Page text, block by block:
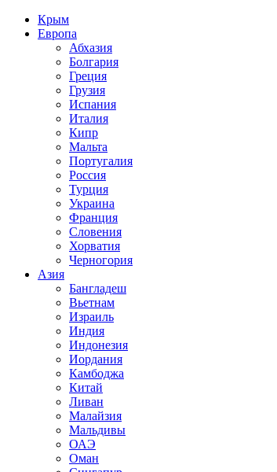
Крым
Европа
Абхазия
Болгария
Греция
Грузия
Испания
Италия
Кипр
Мальта
Португалия
Россия
Турция
Украина
Франция
Словения
Хорватия
Черногория
Азия
Бангладеш
Вьетнам
Израиль
Индия
Индонезия
Иордания
Камбоджа
Китай
Ливан
Малайзия
Мальдивы
ОАЭ
Оман